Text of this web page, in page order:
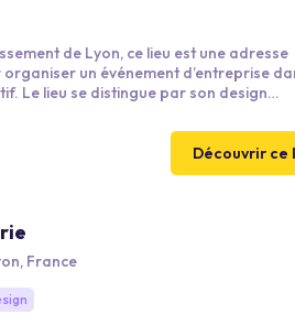
de Lyon, ce lieu est une adresse
un événement d’entreprise
Le lieu se distingue par son design
événements. Idéal pour vos
lieu entièrement privatisable se prête
repas professionnels et
Découvrir ce
France